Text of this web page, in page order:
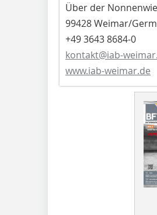
Über der
99428 Weimar/
+49 3643 8684-0
kontakt@iab-
www.iab-weimar.de